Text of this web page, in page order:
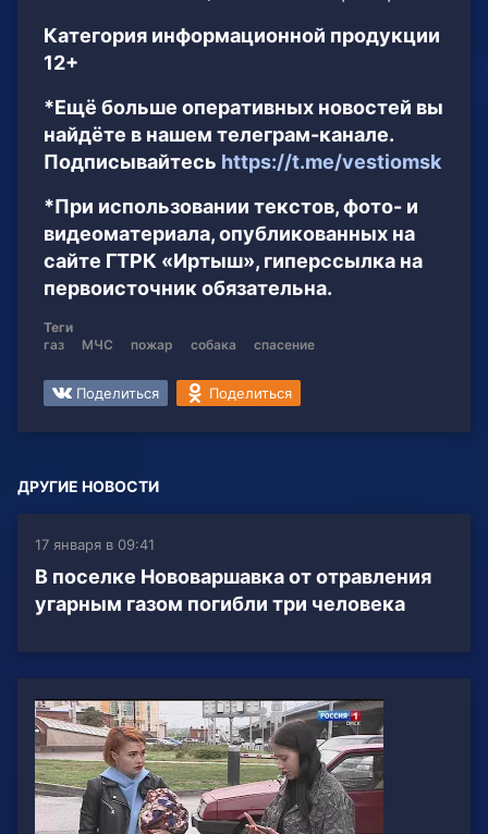
Категория информационной продукции
12+
*Ещё больше оперативных новостей вы
найдёте в нашем телеграм-канале.
Подписывайтесь https://t.me/vestiomsk
*При использовании текстов, фото- и
видеоматериала, опубликованных на
сайте ГТРК «Иртыш», гиперссылка на
первоисточник обязательна.
Теги
газ
МЧС пожар собака спасение
Поделиться Поделиться
ДРУГИЕ НОВОСТИ
17 января в 09:41
В поселке Нововаршавка от отравления
угарным газом погибли три человека